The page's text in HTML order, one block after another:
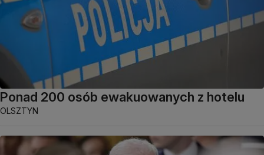
Ponad 200 osób ewakuowanych z hotelu
OLSZTYN